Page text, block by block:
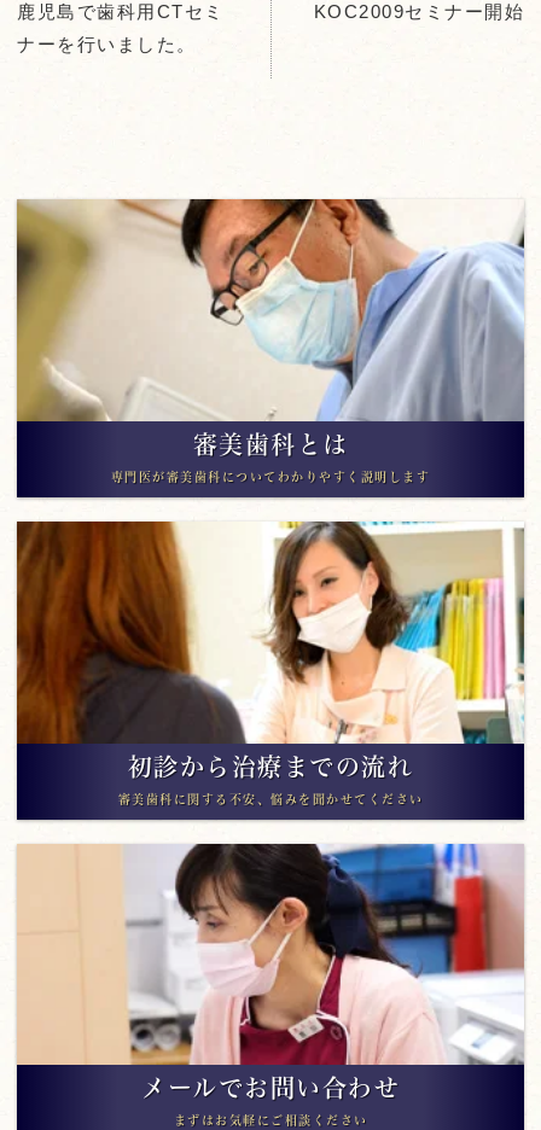
鹿児島で歯科用CTセミ
ナーを行いました。
KOC2009セミナー開始
審美歯科とは
専門医が審美歯科についてわかりやすく説明します
初診から治療までの流れ
審美歯科に関する不安、悩みを聞かせてください
メールでお問い合わせ
まずはお気軽にご相談ください